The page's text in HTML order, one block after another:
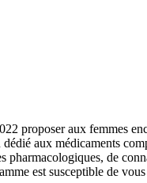
proposer aux femmes
aux médicaments
de
est susceptible de